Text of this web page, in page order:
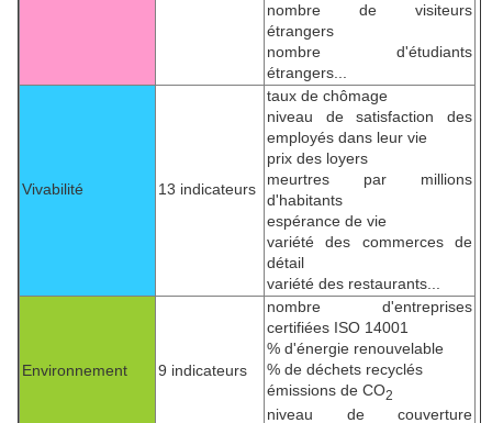
nombre de visiteurs
étrangers
nombre d'étudiants
étrangers...
Vivabilité 13 indicateurs
taux de chômage
niveau de satisfaction des
employés dans leur vie
prix des loyers
meurtres par millions
d'habitants
espérance de vie
variété des commerces de
détail
variété des restaurants...
Environnement 9 indicateurs
nombre d'entreprises
certifiées ISO 14001
% d'énergie renouvelable
% de déchets recyclés
émissions de CO2
niveau de couverture